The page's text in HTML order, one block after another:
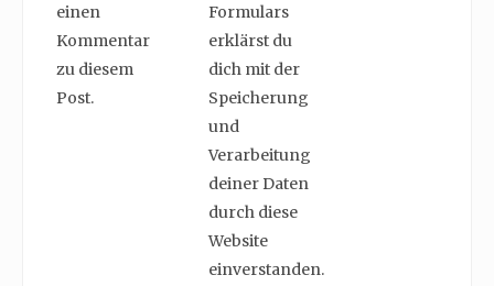
einen
Kommentar
zu diesem
Post.
Formulars
erklärst du
dich mit der
Speicherung
und
Verarbeitung
deiner Daten
durch diese
Website
einverstanden.